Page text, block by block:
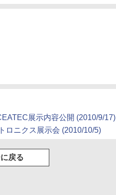
展示内容公開 (2010/9/17)
ロニクス展示会 (2010/10/5)
戻る